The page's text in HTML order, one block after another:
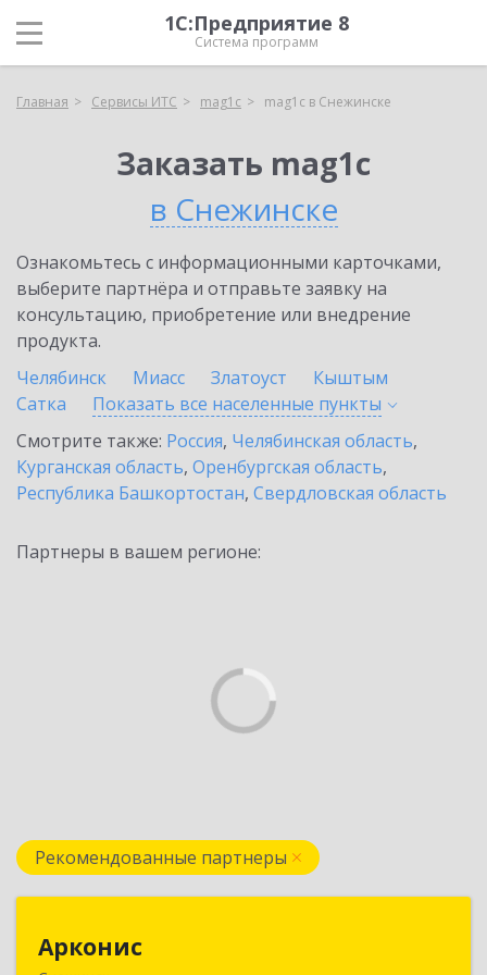
1С:Предприятие 8
Система программ
Главная Сервисы ИТС mag1c mag1c в Снежинске
Заказать mag1c
в Снежинске
Ознакомьтесь с информационными карточками,
выберите партнёра и отправьте заявку на
консультацию, приобретение или внедрение
продукта.
Челябинск
Миасс Златоуст
Кыштым
Сатка
Показать все населенные пункты
Смотрите также: Россия, Челябинская область,
Курганская область, Оренбургская область,
Республика Башкортостан, Свердловская область
Партнеры в вашем регионе:
Рекомендованные партнеры
Арконис